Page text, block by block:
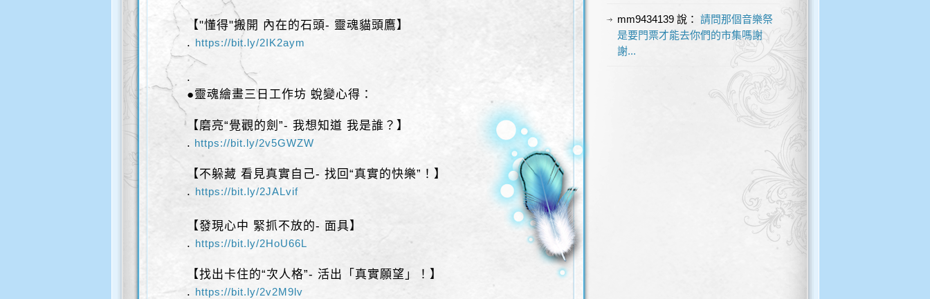
【"懂得"搬開 內在的石頭- 靈魂貓頭鷹】
. https://bit.ly/2IK2aym
.
●靈魂繪畫三日工作坊 蛻變心得：
【磨亮“覺觀的劍”- 我想知道 我是誰？】
. https://bit.ly/2v5GWZW
【不躲藏 看見真實自己- 找回“真實的快樂”！】
. https://bit.ly/2JALvif
【發現心中 緊抓不放的- 面具】
. https://bit.ly/2HoU66L
【找出卡住的“次人格”- 活出「真實願望」！】
. https://bit.ly/2v2M9lv
mm9434139說： 請問那個音樂祭
是要門票才能去你們的市集嗎謝
謝...